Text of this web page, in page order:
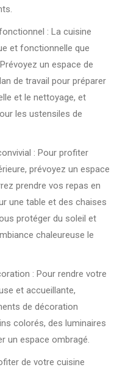
: La cuisine
et fonctionnelle que
un espace de
de travail pour préparer
et le nettoyage, et
les ustensiles de
: Pour profiter
prévoyez un espace
prendre vos repas en
une table et des chaises
protéger du soleil et
chaleureuse le
: Pour rendre votre
et accueillante,
de décoration
colorés, des luminaires
un espace ombragé.
de votre cuisine